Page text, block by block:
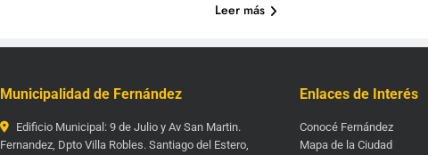
Leer más
Municipalidad de Fernández
Edificio Municipal: 9 de Julio y Av San Martin.
Fernandez, Dpto Villa Robles. Santiago del Estero,
Enlaces de Interés
Conocé Fernández
Mapa de la Ciudad